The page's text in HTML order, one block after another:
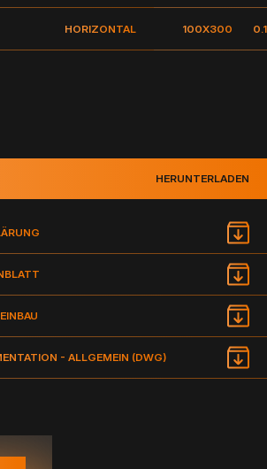
HORIZONTAL 100X300
HERUNTERLADEN
- ALLGEMEIN (DWG)